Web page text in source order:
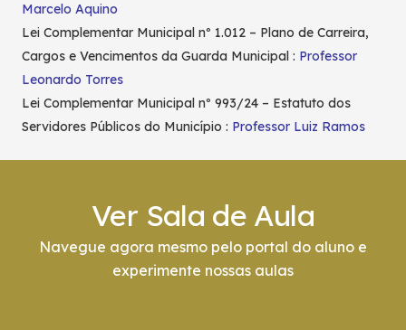
Marcelo Aquino
Lei Complementar Municipal nº 1.012 – Plano de Carreira,
Cargos e Vencimentos da Guarda Municipal : Professor
Leonardo Torres
Lei Complementar Municipal nº 993/24 – Estatuto dos
Servidores Públicos do Município : Professor Luiz Ramos
Ver Sala de Aula
Navegue agora mesmo pelo portal do aluno e
experimente nossas aulas